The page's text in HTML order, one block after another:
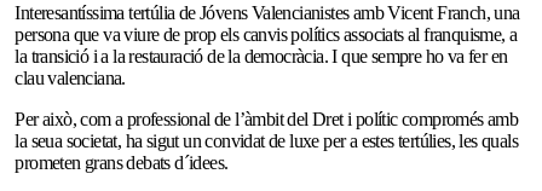
Interesantíssima tertúlia de Jóvens Valencianistes amb Vicent Franch, una
persona que va viure de prop els canvis polítics associats al franquisme, a
la transició i a la restauració de la democràcia. I que sempre ho va fer en
clau valenciana.
Per això, com a professional de l’àmbit del Dret i polític compromés amb
la seua societat, ha sigut un convidat de luxe per a estes tertúlies, les quals
prometen grans debats d´idees.